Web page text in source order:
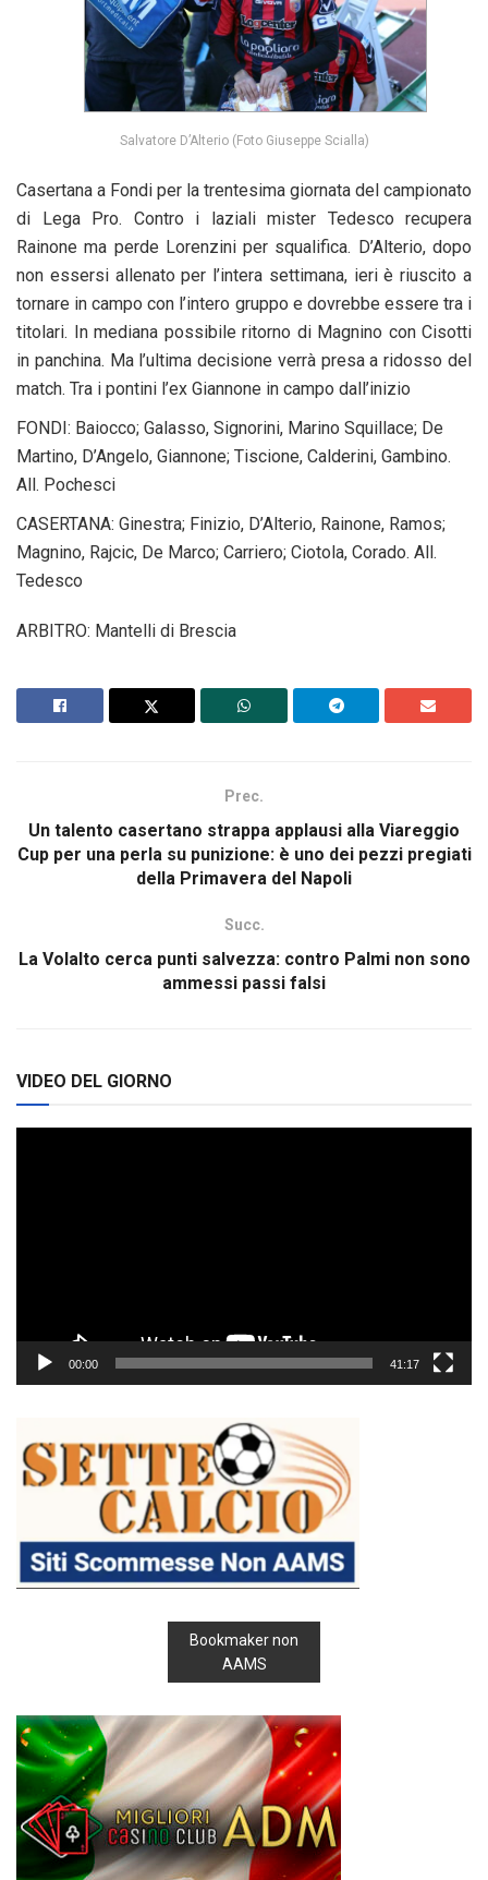
Salvatore D’Alterio (Foto Giuseppe Scialla)
Casertana a Fondi per la trentesima giornata del campionato
di Lega Pro. Contro i laziali mister Tedesco recupera
Rainone ma perde Lorenzini per squalifica. D’Alterio, dopo
non essersi allenato per l’intera settimana, ieri è riuscito a
tornare in campo con l’intero gruppo e dovrebbe essere tra i
titolari. In mediana possibile ritorno di Magnino con Cisotti
in panchina. Ma l’ultima decisione verrà presa a ridosso del
match. Tra i pontini l’ex Giannone in campo dall’inizio
FONDI: Baiocco; Galasso, Signorini, Marino Squillace; De
Martino, D’Angelo, Giannone; Tiscione, Calderini, Gambino.
All. Pochesci
CASERTANA: Ginestra; Finizio, D’Alterio, Rainone, Ramos;
Magnino, Rajcic, De Marco; Carriero; Ciotola, Corado. All.
Tedesco
ARBITRO: Mantelli di Brescia
Prec.
Un talento casertano strappa applausi alla Viareggio
Cup per una perla su punizione: è uno dei pezzi pregiati
della Primavera del Napoli
Succ.
La Volalto cerca punti salvezza: contro Palmi non sono
ammessi passi falsi
VIDEO DEL GIORNO
00:00 41:17
Bookmaker non
AAMS